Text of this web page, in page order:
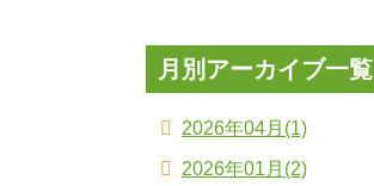
月別アーカイブ一覧
2026年04月(1)
2026年01月(2)